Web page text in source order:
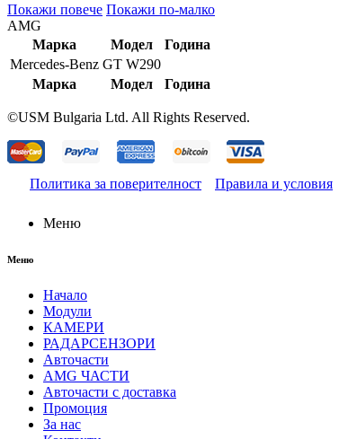
Покажи повече Покажи по-малко
AMG
Марка
Модел Година
Марка Модел Година
Mercedes-Benz GT W290
©USM Bulgaria Ltd. All Rights Reserved.
Политика за поверителност Правила и условия
Меню
Меню
Начало
Модули
КАМЕРИ
РАДАРСЕНЗОРИ
Авточасти
AMG ЧАСТИ
Авточасти с доставка
Промоция
За нас